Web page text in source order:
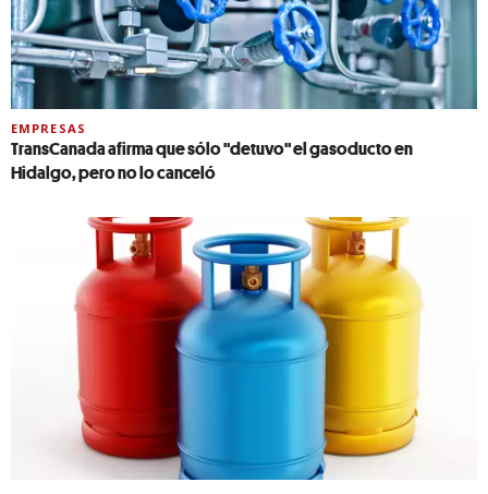
EMPRESAS
TransCanada afirma que sólo "detuvo" el gasoducto en
Hidalgo, pero no lo canceló